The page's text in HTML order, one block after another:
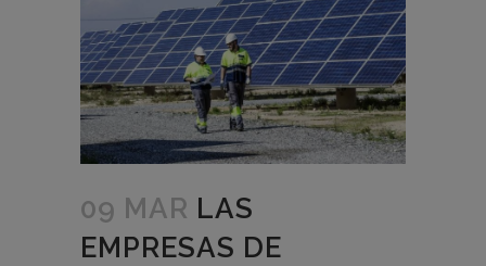
09 MAR LAS
EMPRESAS DE